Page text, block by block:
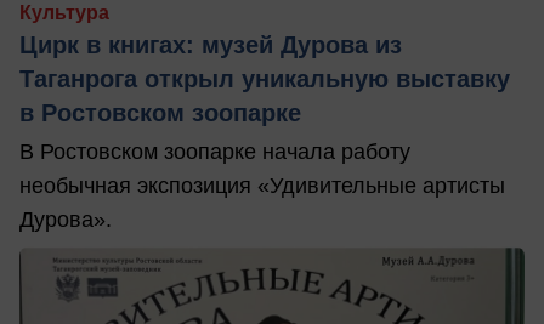
Культура
Цирк в книгах: музей Дурова из
Таганрога открыл уникальную выставку
в Ростовском зоопарке
В Ростовском зоопарке начала работу
необычная экспозиция «Удивительные артисты
Дурова».